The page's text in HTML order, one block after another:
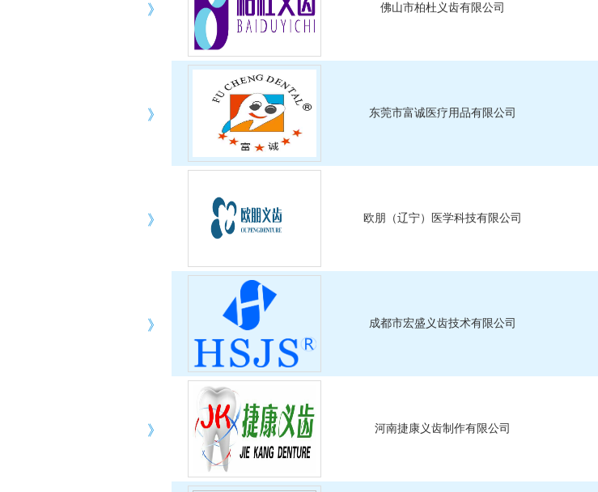
》 佛山市柏杜义齿有限公司
》 东莞市富诚医疗用品有限公司
》 欧朋（辽宁）医学科技有限公司
》 成都市宏盛义齿技术有限公司
》 河南捷康义齿制作有限公司